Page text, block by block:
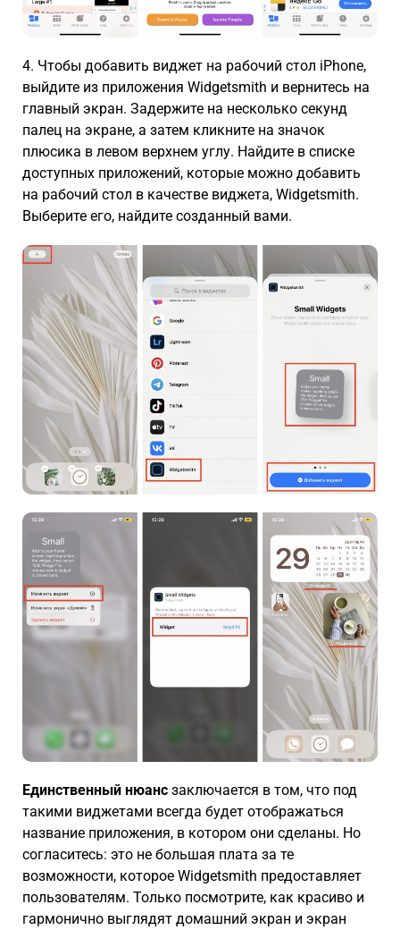
4. Чтобы добавить виджет на рабочий стол iPhone,
выйдите из приложения Widgetsmith и вернитесь на
главный экран. Задержите на несколько секунд
палец на экране, а затем кликните на значок
плюсика в левом верхнем углу. Найдите в списке
доступных приложений, которые можно добавить
на рабочий стол в качестве виджета, Widgetsmith.
Выберите его, найдите созданный вами.
Единственный нюанс заключается в том, что под
такими виджетами всегда будет отображаться
название приложения, в котором они сделаны. Но
согласитесь: это не большая плата за те
возможности, которое Widgetsmith предоставляет
пользователям. Только посмотрите, как красиво и
гармонично выглядят домашний экран и экран